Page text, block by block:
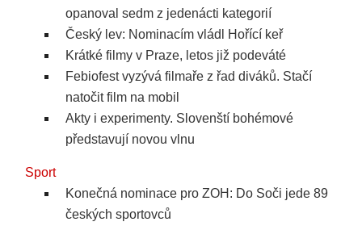
opanoval sedm z jedenácti kategorií
Český lev: Nominacím vládl Hořící keř
Krátké filmy v Praze, letos již podeváté
Febiofest vyzývá filmaře z řad diváků. Stačí
natočit film na mobil
Akty i experimenty. Slovenští bohémové
představují novou vlnu
Sport
Konečná nominace pro ZOH: Do Soči jede 89
českých sportovců